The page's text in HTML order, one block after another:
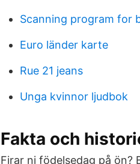
Scanning program for
Euro länder karte
Rue 21 jeans
Unga kvinnor ljudbok
Fakta och
Firar ni födelsedag på ön?